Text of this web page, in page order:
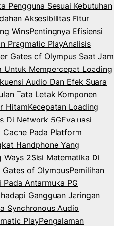
Pengguna Sesuai Kebutuhan
Aksesibilitas Fitur
WinsPentingnya Efisiensi
Pragmatic PlayAnalisis
Gates of Olympus Saat Jam
Untuk Mempercepat Loading
Audio Dan Efek Suara
Tata Letak Komponen
HitamKecepatan Loading
Di Network 5GEvaluasi
Cache Pada Platform
Handphone Yang
Ways 2Sisi Matematika Di
Gates of OlympusPemilihan
Pada Antarmuka PG
Gangguan Jaringan
Synchronous Audio
PlayPengalaman